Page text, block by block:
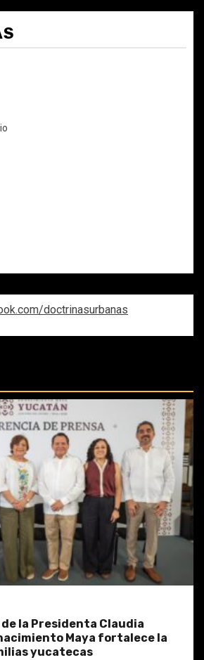
doctrinasurbanas
la Presidenta Claudia
Maya fortalece la
yucatecas